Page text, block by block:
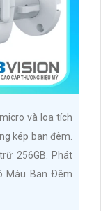
và loa tích
kép ban đêm.
256GB. Phát
Màu Ban Ðêm